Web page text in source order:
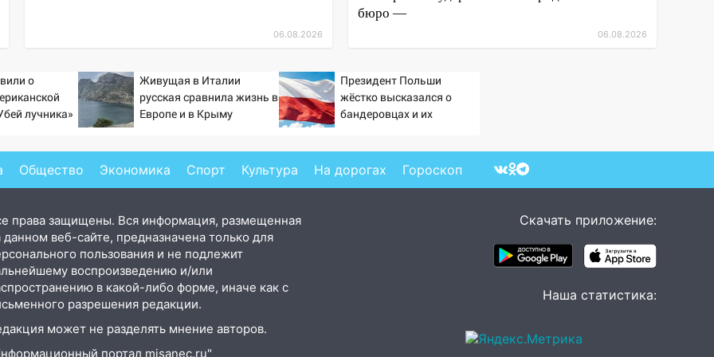
06.08.2026
бюро —
06.08.2026
о
лучника»
Живущая в Италии
русская сравнила жизнь в
Европе и в Крыму
Президент Польши
жёстко высказался о
бандеровцах и их
Общество Экономика Спорт Культура На дорогах Гороскоп
права защищены. Вся информация, размещенная
данном веб-сайте, предназначена только для
пользования и не подлежит
воспроизведению и/или
в какой-либо форме, иначе как с
разрешения редакции.
может не разделять мнение авторов.
портал misanec.ru"
Скачать приложение:
Наша статистика: